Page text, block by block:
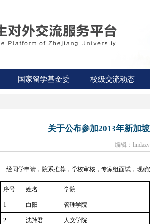
国家留学基金委 校级交流动态
关于公布参加2013年新加
编辑：
经同学申请，院系推荐，学校审核，专家组面试，现确
序号 姓名 学院
1 白阳 管理学院
2 沈羚君 人文学院